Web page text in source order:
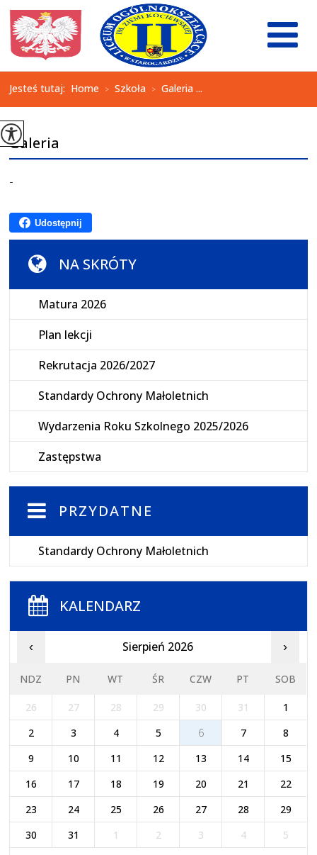
Jesteś tutaj: Home > Szkoła > Galeria ...
Galeria
-
Udostępnij
NA SKRÓTY
Matura 2026
Plan lekcji
Rekrutacja 2026/2027
Standardy Ochrony Małoletnich
Wydarzenia Roku Szkolnego 2025/2026
Zastępstwa
PRZYDATNE
Standardy Ochrony Małoletnich
KALENDARZ
‹ Sierpień 2026 ›
NDZ PN WT ŚR CZW PT SOB
26 27 28 29 30 31
1
2
3 4 5 6 7
8
9
10 11 12 13 14
15
16
17 18 19 20 21
22
23
24 25 26 27 28
29
30
31 1 2 3 4 5